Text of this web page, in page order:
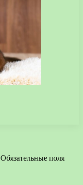
Обязательные поля